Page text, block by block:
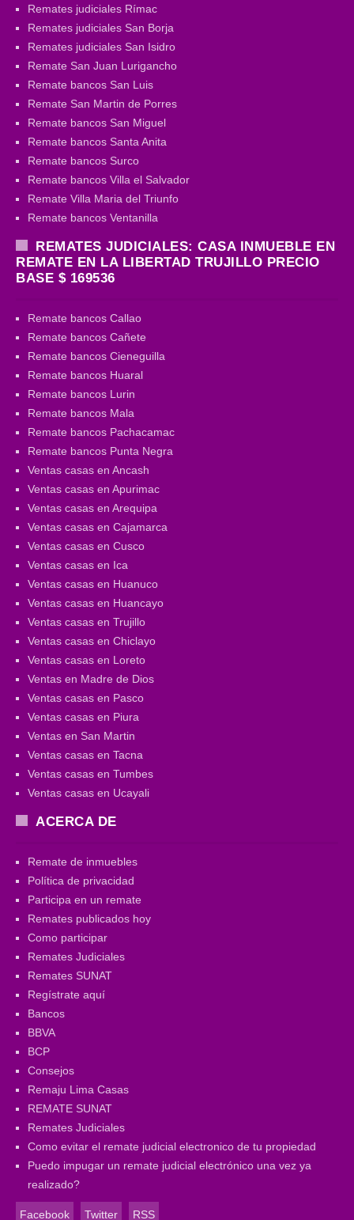
Remates judiciales Rímac
Remates judiciales San Borja
Remates judiciales San Isidro
Remate San Juan Lurigancho
Remate bancos San Luis
Remate San Martin de Porres
Remate bancos San Miguel
Remate bancos Santa Anita
Remate bancos Surco
Remate bancos Villa el Salvador
Remate Villa Maria del Triunfo
Remate bancos Ventanilla
REMATES JUDICIALES: CASA INMUEBLE EN
REMATE EN LA LIBERTAD TRUJILLO PRECIO
BASE $ 169536
Remate bancos Callao
Remate bancos Cañete
Remate bancos Cieneguilla
Remate bancos Huaral
Remate bancos Lurin
Remate bancos Mala
Remate bancos Pachacamac
Remate bancos Punta Negra
Ventas casas en Ancash
Ventas casas en Apurimac
Ventas casas en Arequipa
Ventas casas en Cajamarca
Ventas casas en Cusco
Ventas casas en Ica
Ventas casas en Huanuco
Ventas casas en Huancayo
Ventas casas en Trujillo
Ventas casas en Chiclayo
Ventas casas en Loreto
Ventas en Madre de Dios
Ventas casas en Pasco
Ventas casas en Piura
Ventas en San Martin
Ventas casas en Tacna
Ventas casas en Tumbes
Ventas casas en Ucayali
ACERCA DE
Remate de inmuebles
Política de privacidad
Participa en un remate
Remates publicados hoy
Como participar
Remates Judiciales
Remates SUNAT
Regístrate aquí
Bancos
BBVA
BCP
Consejos
Remaju Lima Casas
REMATE SUNAT
Remates Judiciales
Como evitar el remate judicial electronico de tu propiedad
Puedo impugar un remate judicial electrónico una vez ya
realizado?
Facebook Twitter RSS